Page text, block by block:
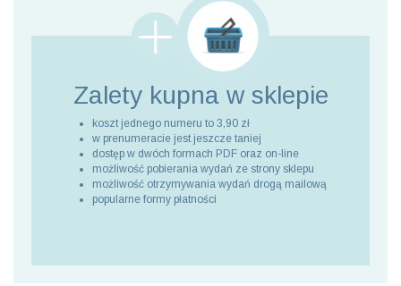
Zalety kupna w sklepie
koszt jednego numeru to 3,90 zł
w prenumeracie jest jeszcze taniej
dostęp w dwóch formach PDF oraz on-line
możliwość pobierania wydań ze strony sklepu
możliwość otrzymywania wydań drogą mailową
popularne formy płatności